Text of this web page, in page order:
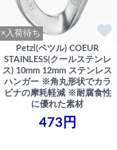
×入荷待ち
Petzl(ペツル) COEUR
STAINLESS(クールステンレ
ス) 10mm 12mm ステンレス
ハンガー ※角丸形状でカラ
ビナの摩耗軽減 ※耐腐食性
に優れた素材
473円